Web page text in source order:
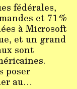
fédérales,
et 71 %
à Microsoft
et un grand
sont
poser
au…